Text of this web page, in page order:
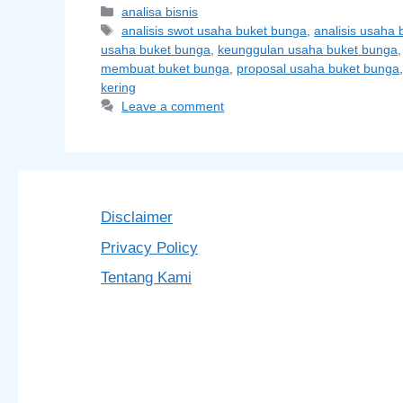
Categories
analisa bisnis
Tags
analisis swot usaha buket bunga ,analisis usaha
usaha buket bunga
keunggulan usaha buket bunga
membuat buket bunga
proposal usaha buket bunga
kering
Leave a comment
Disclaimer
Privacy Policy
Tentang Kami